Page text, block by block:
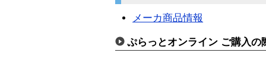
メーカ商品情報
ぷらっとオンライン ご購入の